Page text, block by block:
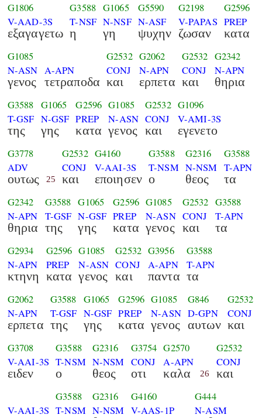
G1806
V-AAD-3S
εξαγαγετω
G3588
T-NSF
η
G1065
N-NSF
γη
G5590
N-ASF
ψυχην
G2198
V-PAPAS
ζωσαν
G2596
PREP
κατα
G1085
N-ASN
γενος
A-APN
τετραποδα
G2532
CONJ
και
G2062
N-APN
ερπετα
G2532
CONJ
και
G2342
N-APN
θηρια
G3588
T-GSF
της
G1065
N-GSF
γης
G2596
PREP
κατα
G1085
N-ASN
γενος
G2532
CONJ
και
G1096
V-AMI-3S
εγενετο
G3778
ADV
ουτως 25
G2532
CONJ
και
G4160
V-AAI-3S
εποιησεν
G3588
T-NSM
ο
G2316
N-NSM
θεος
G3588
T-APN
τα
G2342
N-APN
θηρια
G3588
T-GSF
της
G1065
N-GSF
γης
G2596
PREP
κατα
G1085
N-ASN
γενος
G2532
CONJ
και
G3588
T-APN
τα
G2934
N-APN
κτηνη
G2596
PREP
κατα
G1085
N-ASN
γενος
G2532
CONJ
και
G3956
A-APN
παντα
G3588
T-APN
τα
G2062
N-APN
ερπετα
G3588
T-GSF
της
G1065
N-GSF
γης
G2596
PREP
κατα
G1085
N-ASN
γενος
G846
D-GPN
αυτων
G2532
CONJ
και
G3708
V-AAI-3S
ειδεν
G3588
T-NSM
ο
G2316
N-NSM
θεος
G3754
CONJ
οτι
G2570
A-APN
καλα 26
G2532
CONJ
και
V-AAI-3S
G3588
T-NSM
G2316
N-NSM
G4160
V-AAS-1P
G444
N-ASM